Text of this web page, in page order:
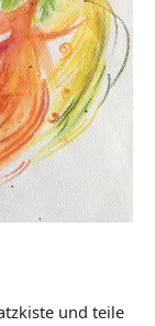
und teile